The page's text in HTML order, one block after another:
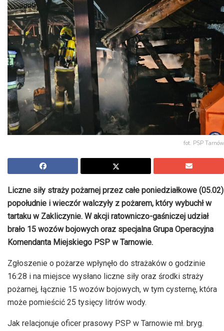
fot. PSP Tarnów
Liczne siły straży pożarnej przez całe poniedziałkowe (05.02)
popołudnie i wieczór walczyły z pożarem, który wybuchł w
tartaku w Zakliczynie. W akcji ratowniczo-gaśniczej udział
brało 15 wozów bojowych oraz specjalna Grupa Operacyjna
Komendanta Miejskiego PSP w Tarnowie.
Zgłoszenie o pożarze wpłynęło do strażaków o godzinie
16:28 i na miejsce wysłano liczne siły oraz środki straży
pożarnej, łącznie 15 wozów bojowych, w tym cysternę, która
może pomieścić 25 tysięcy litrów wody.
Jak relacjonuje oficer prasowy PSP w Tarnowie mł. bryg.